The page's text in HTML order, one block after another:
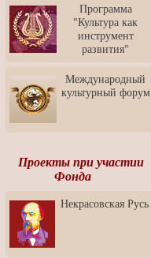
"Притяжение" в центре
ЛЕКСУС - ЯРОСЛАВЛЬ
Презентация выставки
Зураба Церетели
Пресс-конференция к
открытию выставки Зураба
Церетели
Фестиваль уличной
Отчётный концерт детского
театра танца "Задоринка"
Профессионалов - Эпизод
3: Обусловленности
человека и их влияние на
карьеру
Программа
"Культура как
инструмент
развития"
Международный
культурный форум
Проекты при участии
Фонда
Некрасовская Русь